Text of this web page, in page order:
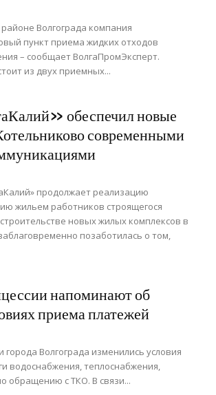
Волгограда компания
пункт приема жидких отходов
– сообщает ВолгаПромЭксперт.
из двух приемных...
обеспечил новые
современными
продолжает реализацию
жильем работников строящегося
новых жилых комплексов в
позаботилась о том,
напоминают об
приема платежей
города Волгограда изменились условия
водоснабжения, теплоснабжения,
обращению с ТКО. В связи...